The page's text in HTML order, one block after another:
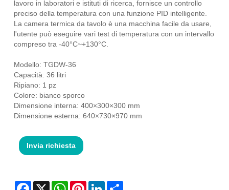
lavoro in laboratori e istituti di ricerca, fornisce un controllo
preciso della temperatura con una funzione PID intelligente.
La camera termica da tavolo è una macchina facile da usare,
l'utente può eseguire vari test di temperatura con un intervallo
compreso tra -40°C~+130°C.
Modello: TGDW-36
Capacità: 36 litri
Ripiano: 1 pz
Colore: bianco sporco
Dimensione interna: 400×300×300 mm
Dimensione esterna: 640×730×970 mm
Invia richiesta
Facebook
X WhatsAppPinterestLinkedIn